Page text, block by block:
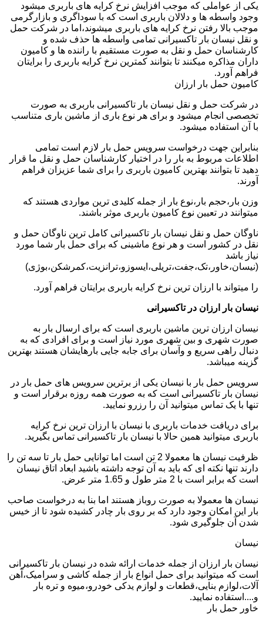
یکی از عواملی که موجب افزایش نرخ کرایه های باربری میشود
وجود واسطه ها و دلالان باربری است که با سوداگری و بازارگرمی
موجب بالا رفتن نرخ کرایه های باربری میشوند،اما در شرکت حمل
و نقل نیسان بار تاکسیرانی تمامی واسطه ها حذف شده و
کارشناسان حمل و نقل به صورت مستقیم با راننده ها و کامیون
داران مذاکره میکنند تا بتوانند کمترین نرخ کرایه باربری را برایتان
فراهم آورد.
کامیون حمل بار ارزان
در شرکت حمل و نقل نیسان بار تاکسیرانی باربری به صورت
تخصصی انجام میشود و برای هر نوع باری از ماشین باری متناسب
با آن استفاده میشود.
بنابراین جهت درخواست سرویس حمل بار لازم است تمامی
اطلاعات مربوط به بار را در اختیار کارشناسان حمل و نقل ما قرار
دهید تا بتوانند بهترین کامیون باربری را برای شما عزیزان فراهم
آورند.
وزن بار،حجم بار،نوع بار از جمله کلیدی ترین مواردی هستند که
میتوانند در تعیین نوع کامیون باربری موثر باشند.
ناوگان حمل و نقل نیسان بار تاکسیرانی کامل ترین ناوگان حمل و
نقل در کشور است و هر نوع ماشینی که برای حمل بار شما مورد
نیاز باشد
(نیسان،خاور،تک،جفت،تریلی،ایسوزو،ترانزیت،کمرشکن،بوژی)
را میتواند با ارزان ترین نرخ کرایه باربری برایتان فراهم آورد.
نیسان بار ارزان در تاکسیرانی
نیسان ارزان ترین ماشین باربری است که برای ارسال بار به
صورت شهری و بین شهری مورد نیاز است و برای افرادی که به
دنبال راهی سریع و وآسان برای جابه جایی بارهایشان هستند بهترین
گزینه میباشد.
سرویس حمل بار با نیسان یکی از برترین سرویس های حمل بار در
نیسان بار تاکسیرانی است که به صورت همه روزه برقرار است و
تنها با یک تماس میتوانید آن را رزرو نمایید.
برای دریافت خدمات باربری با نیسان با ارزان ترین نرخ کرایه
باربری میتوانید همین حالا با نیسان بار تاکسیرانی تماس بگیرید.
ظرفیت نیسان ها معمولا 2 تن است اما توانایی حمل بار تا سه تن را
دارند تنها نکته ای که باید به آن توجه داشته باشید ابعاد اتاق نیسان
است که برابر است با 2 متر طول و 1.65 متر عرض.
نیسان ها معمولا به صورت روباز هستند اما بنا به درخواست صاحب
بار این امکان وجود دارد که بر روی بار چادر کشیده شود تا از خیس
شدن آن جلوگیری شود.
نیسان
نیسان بار ارزان از جمله خدمات ارائه شده در نیسان بار تاکسیرانی
است که میتوانید برای حمل انواع بار از جمله کاشی و سرامیک،آهن
آلات،لوازم بنایی،قطعات و لوازم یدکی خودرو،میوه و تره بار
و....استفاده نمایید.
خاور حمل بار